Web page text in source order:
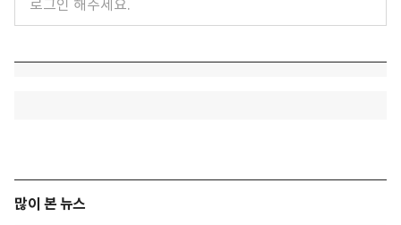
많이 본 뉴스